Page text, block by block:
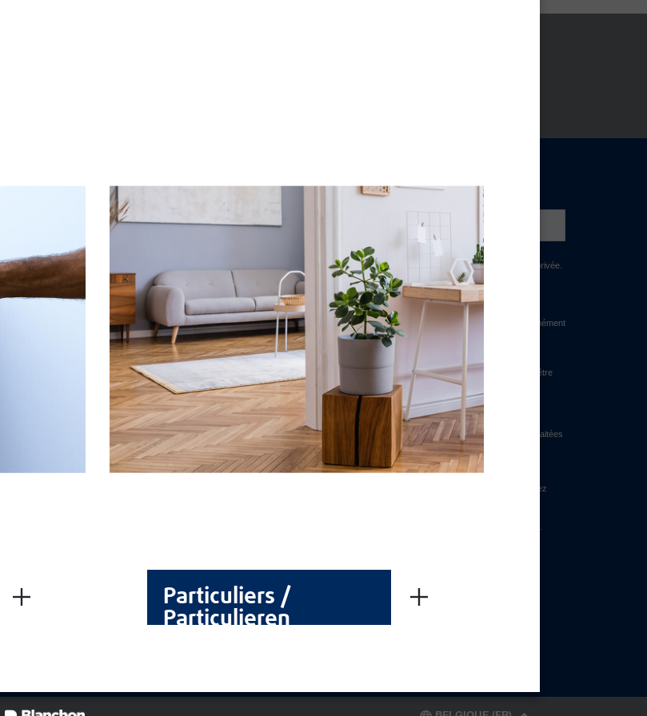
Particuliers /
Particulieren
Groupe Blanchon
Recrutement
LIENS UTILES
Contacts
CGV
Mentions Légales
Politique de cookies
Politique de protection des données
REJOIGNEZ-NOUS